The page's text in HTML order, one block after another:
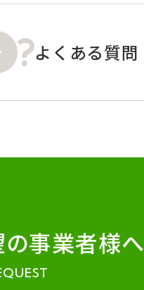
よくある質問
事業者様へ